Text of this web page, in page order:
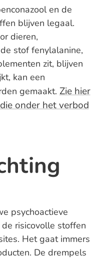
en de
blijven legaal.
dieren,
stof fenylalanine,
zit, blijven
kan een
gemaakt. Zie hier
onder het verbod
psychoactieve
risicovolle stoffen
Het gaat immers
De drempels